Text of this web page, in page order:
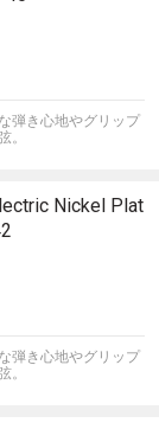
弾き心地やグリップ
。
Nickel Plat
弾き心地やグリップ
。